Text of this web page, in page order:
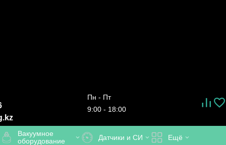
Пн - Пт
9:00 - 18:00
Вакуумное
оборудование
Датчики и СИ Ещё